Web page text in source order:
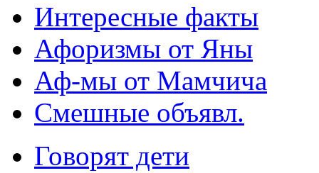
Интересные факты
Афоризмы от Яны
Аф-мы от Мамчича
Смешные объявл.
Говорят дети